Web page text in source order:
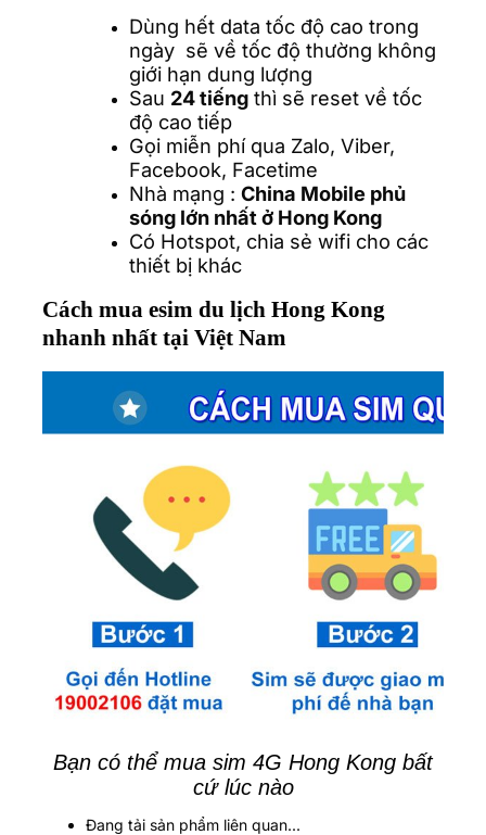
Dùng hết data tốc độ cao trong
ngày sẽ về tốc độ thường không
giới hạn dung lượng
Sau 24 tiếng thì sẽ reset về tốc
độ cao tiếp
Gọi miễn phí qua Zalo, Viber,
Facebook, Facetime
Nhà mạng : China Mobile phủ
sóng lớn nhất ở Hong Kong
Có Hotspot, chia sẻ wifi cho các
thiết bị khác
Cách mua esim du lịch Hong Kong
nhanh nhất tại Việt Nam
Bạn có thể mua sim 4G Hong Kong bất
cứ lúc nào
Đang tải sản phẩm liên quan...